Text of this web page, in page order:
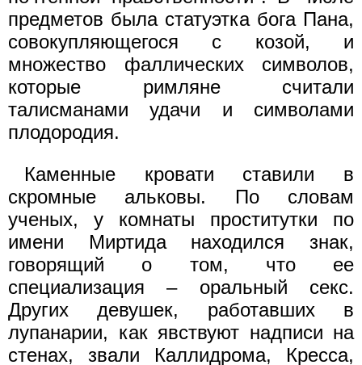
предметов была статуэтка бога Пана,
совокупляющегося с козой, и
множество фаллических символов,
которые римляне считали
талисманами удачи и символами
плодородия.
Каменные кровати ставили в
скромные альковы. По словам
ученых, у комнаты проститутки по
имени Миртида находился знак,
говорящий о том, что ее
специализация – оральный секс.
Других девушек, работавших в
лупанарии, как явствуют надписи на
стенах, звали Каллидрома, Кресса,